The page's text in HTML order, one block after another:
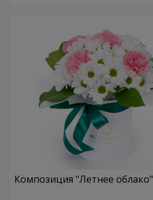
Композиция "Летнее облако"